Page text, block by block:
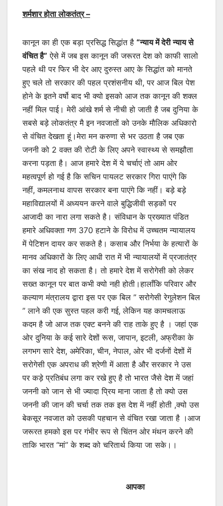
शर्मशार होता लोकतंत्र –
कानून का ही एक बड़ा प्रसिद्ध सिद्धांत है “न्याय में देरी न्याय से
वंचित है” ऐसे में जब इस कानून की जरूरत देश को काफी सालो
पहले थी पर फिर भी देर आए दुरुस्त आए के सिद्धांत को मानते
हुए चले तो सरकार की पहल प्रशंसनीय थी, पर आज बिल पेश
होने के इतने वर्षो बाद भी क्यो इसको आज तक कानून की शक्ल
नहीं मिल पाई। मेरी आंखे शर्म से नीची हो जाती है जब दुनिया के
सबसे बड़े लोकतंत्र मै इन नवजातों को उनके मौलिक अधिकारो
से वंचित देखता हूं।मेरा मन करुणा से भर उठता है जब एक
जननी को 2 वक्त की रोटी के लिए अपने स्वास्थ्य से समझौता
करना पड़ता है। आज हमारे देश में ये चर्चाएं तो आम ओर
महत्वपूर्ण हो गई है कि सचिन पायलट सरकार गिरा पाएंगे कि
नहीं, कमलनाथ वापस सरकार बना पाएंगे कि नहीं। बड़े बड़े
महाविद्यालयों में अध्ययन करने वाले बुद्धिजीवी सड़कों पर
आजादी का नारा लगा सकते है। संविधान के प्रख्यात पंडित
हमारे अधिवक्ता गण 370 हटाने के विरोध में उच्चतम न्यायालय
में पेटिशन दायर कर सकते है। कसाब और निर्भया के हत्यारों के
मानव अधिकारों के लिए आधी रात में भी न्यायालयों में प्रजातंत्र
का संख नाद हो सकता है। तो हमारे देश में सरोगेसी को लेकर
सख्त कानून पर बात कभी क्यो नही होती।हालाँकि परिवार और
कल्याण मंत्रालय द्वारा इस पर एक बिल ” सरोगेसी रेगुलेशन बिल
” लाने की एक सुस्त पहल करी गई, लेकिन यह कामचलाऊ
कदम है जो आज तक एक्ट बनने की राह ताके हुए है । जहां एक
ओर दुनिया के कई सारे देशों रूस, जापान, इटली, अफ्रीका के
लगभग सारे देश, अमेरिका, चीन, नेपाल, ओर भी दर्जनों देशों में
सरोगेसी एक अपराध की श्रेणी में आता है और सरकार ने उस
पर कड़े प्रतिबंध लगा कर रखे हुए है तो भारत जैसे देश में जहां
जननी को जान से भी ज्यादा प्रिय माना जाता है तो क्यो उस
जननी की जान की चर्चा तक तक इस देश में नहीं होती ,क्यो उस
बेकसूर नवजात को उसकी पहचान से वंचित रखा जाता है ।आज
जरूरत हमको इस पर गंभीर रूप से चिंतन ओर मंथन करने की
ताकि भारत “मां” के शब्द को चरितार्थ किया जा सके।।
आपका